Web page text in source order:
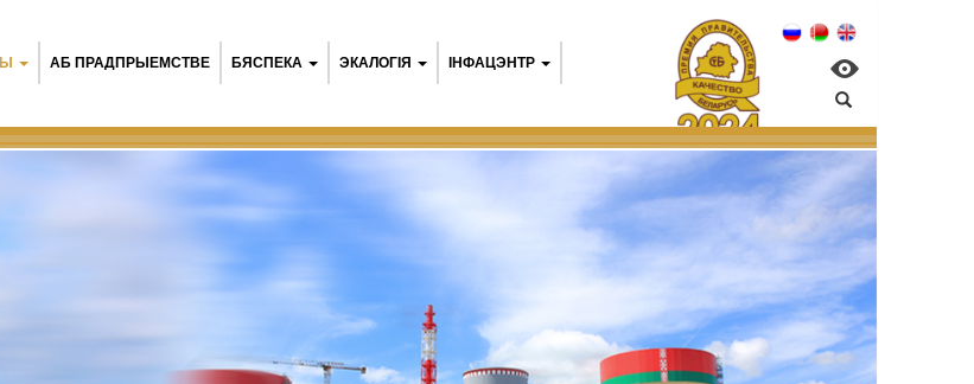
АБ ПРАДПРЫЕМСТВЕ БЯСПЕКА ЭКАЛОГІЯ IНФАЦЭНТР